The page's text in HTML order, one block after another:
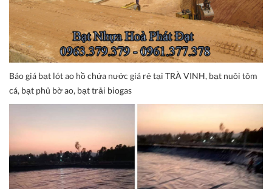
Báo giá bạt lót ao hồ chứa nước giá rẻ tại TRÀ VINH, bạt nuôi tôm
cá, bạt phủ bờ ao, bạt trải biogas